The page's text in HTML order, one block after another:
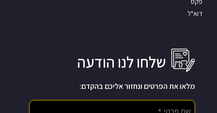
דוא"ל
שלחו לנו הודעה
מלאו את הפרטים ונחזור אליכם בהקדם: